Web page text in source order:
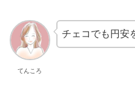
てんころ
チェコでも円安